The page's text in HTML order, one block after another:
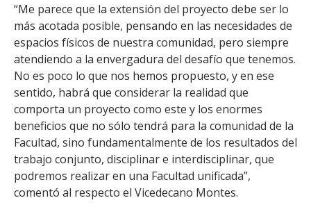
“Me parece que la extensión del proyecto debe ser lo
más acotada posible, pensando en las necesidades de
espacios físicos de nuestra comunidad, pero siempre
atendiendo a la envergadura del desafío que tenemos.
No es poco lo que nos hemos propuesto, y en ese
sentido, habrá que considerar la realidad que
comporta un proyecto como este y los enormes
beneficios que no sólo tendrá para la comunidad de la
Facultad, sino fundamentalmente de los resultados del
trabajo conjunto, disciplinar e interdisciplinar, que
podremos realizar en una Facultad unificada”,
comentó al respecto el Vicedecano Montes.